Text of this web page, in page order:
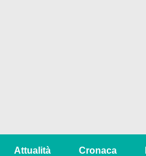
Attualità Cronaca